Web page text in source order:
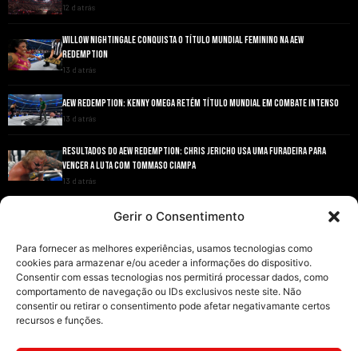
Gerir o Consentimento
Para fornecer as melhores experiências, usamos tecnologias como
cookies para armazenar e/ou aceder a informações do dispositivo.
Consentir com essas tecnologias nos permitirá processar dados, como
comportamento de navegação ou IDs exclusivos neste site. Não
consentir ou retirar o consentimento pode afetar negativamante certos
recursos e funções.
12 d atrás
WILLOW NIGHTINGALE CONQUISTA O TÍTULO MUNDIAL FEMININO NA AEW
REDEMPTION
13 d atrás
AEW REDEMPTION: KENNY OMEGA RETÉM TÍTULO MUNDIAL EM COMBATE INTENSO
13 d atrás
RESULTADOS DO AEW REDEMPTION: CHRIS JERICHO USA UMA FURADEIRA PARA
VENCER A LUTA COM TOMMASO CIAMPA
13 d atrás
ANDRADE EL IDOLO CONQUISTA O TÍTULO NACIONAL DA AEW EM GRANDE ESTILO